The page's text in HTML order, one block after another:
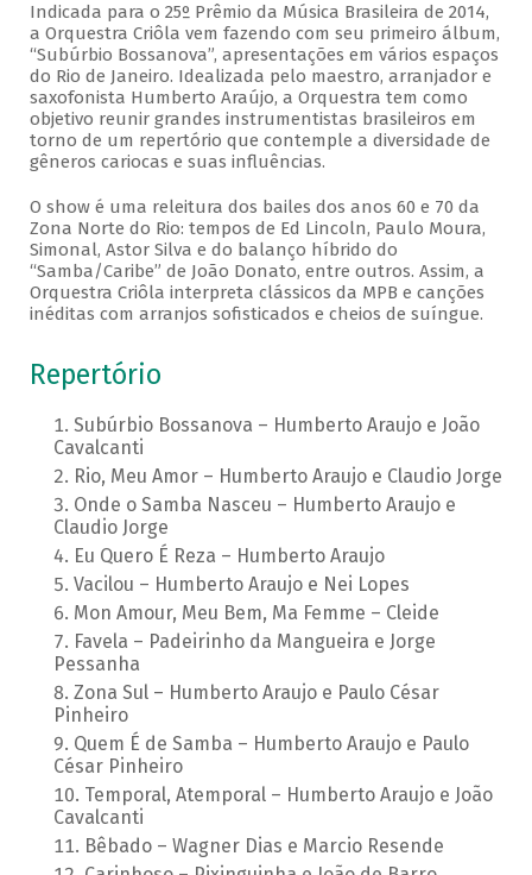
Indicada para o 25º Prêmio da Música Brasileira de 2014,
a Orquestra Criôla vem fazendo com seu primeiro álbum,
“Subúrbio Bossanova”, apresentações em vários espaços
do Rio de Janeiro. Idealizada pelo maestro, arranjador e
saxofonista Humberto Araújo, a Orquestra tem como
objetivo reunir grandes instrumentistas brasileiros em
torno de um repertório que contemple a diversidade de
gêneros cariocas e suas influências.
O show é uma releitura dos bailes dos anos 60 e 70 da
Zona Norte do Rio: tempos de Ed Lincoln, Paulo Moura,
Simonal, Astor Silva e do balanço híbrido do
“Samba/Caribe” de João Donato, entre outros. Assim, a
Orquestra Criôla interpreta clássicos da MPB e canções
inéditas com arranjos sofisticados e cheios de suíngue.
Repertório
Subúrbio Bossanova – Humberto Araujo e João
Cavalcanti
Rio, Meu Amor – Humberto Araujo e Claudio Jorge
Onde o Samba Nasceu – Humberto Araujo e
Claudio Jorge
Eu Quero É Reza – Humberto Araujo
Vacilou – Humberto Araujo e Nei Lopes
Mon Amour, Meu Bem, Ma Femme – Cleide
Favela – Padeirinho da Mangueira e Jorge
Pessanha
Zona Sul – Humberto Araujo e Paulo César
Pinheiro
Quem É de Samba – Humberto Araujo e Paulo
César Pinheiro
Temporal, Atemporal – Humberto Araujo e João
Cavalcanti
Bêbado – Wagner Dias e Marcio Resende